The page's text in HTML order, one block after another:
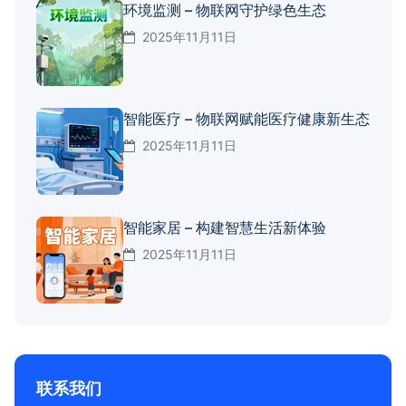
环境监测 – 物联网守护绿色生态
2025年11月11日
智能医疗 – 物联网赋能医疗健康新生态
2025年11月11日
智能家居 – 构建智慧生活新体验
2025年11月11日
联系我们